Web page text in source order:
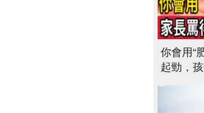
你會用“
起勁，